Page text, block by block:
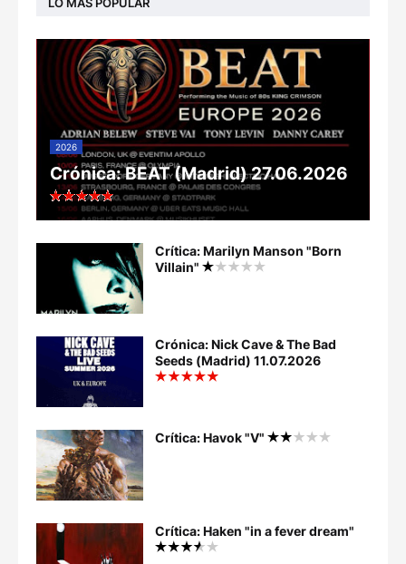
2026
Crónica: BEAT (Madrid) 27.06.2026
Crítica: Marilyn Manson "Born
Villain"
Crónica: Nick Cave & The Bad
Seeds (Madrid) 11.07.2026
Crítica: Havok "V"
Crítica: Haken "in a fever dream"